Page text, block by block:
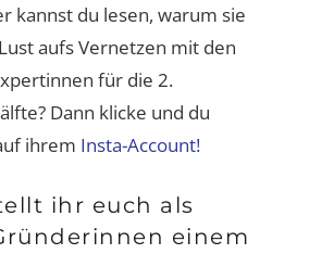
kannst du lesen, warum sie
aufs Vernetzen mit den
für die 2.
Dann klicke und du
ihrem Insta-Account!
ihr euch als
einem